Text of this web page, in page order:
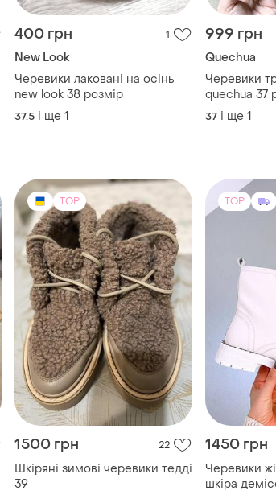
400 грн 1
New Look
Черевики лаковані на осінь
new look 38 розмір
37.5 і ще 1
999 грн
Quechua
Черевики
quechua 37
см | зимові
37 і ще 1
TOP
1500 грн 22
Шкіряні зимові черевики тедді
39
TOP
1450 грн
Черевики
шкіра демісезон,